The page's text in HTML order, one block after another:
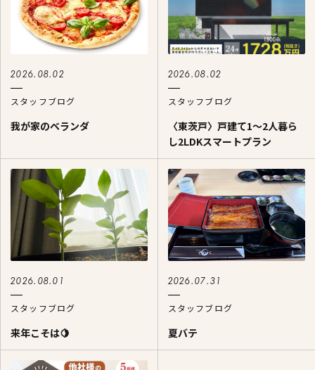
2026.08.02
スタッフブログ
我が家のベランダ
2026.08.02
スタッフブログ
〈東茨戸〉戸建て1～2人暮ら
し2LDKスマートプラン
2026.08.01
スタッフブログ
来年こそは🍋
2026.07.31
スタッフブログ
夏バテ